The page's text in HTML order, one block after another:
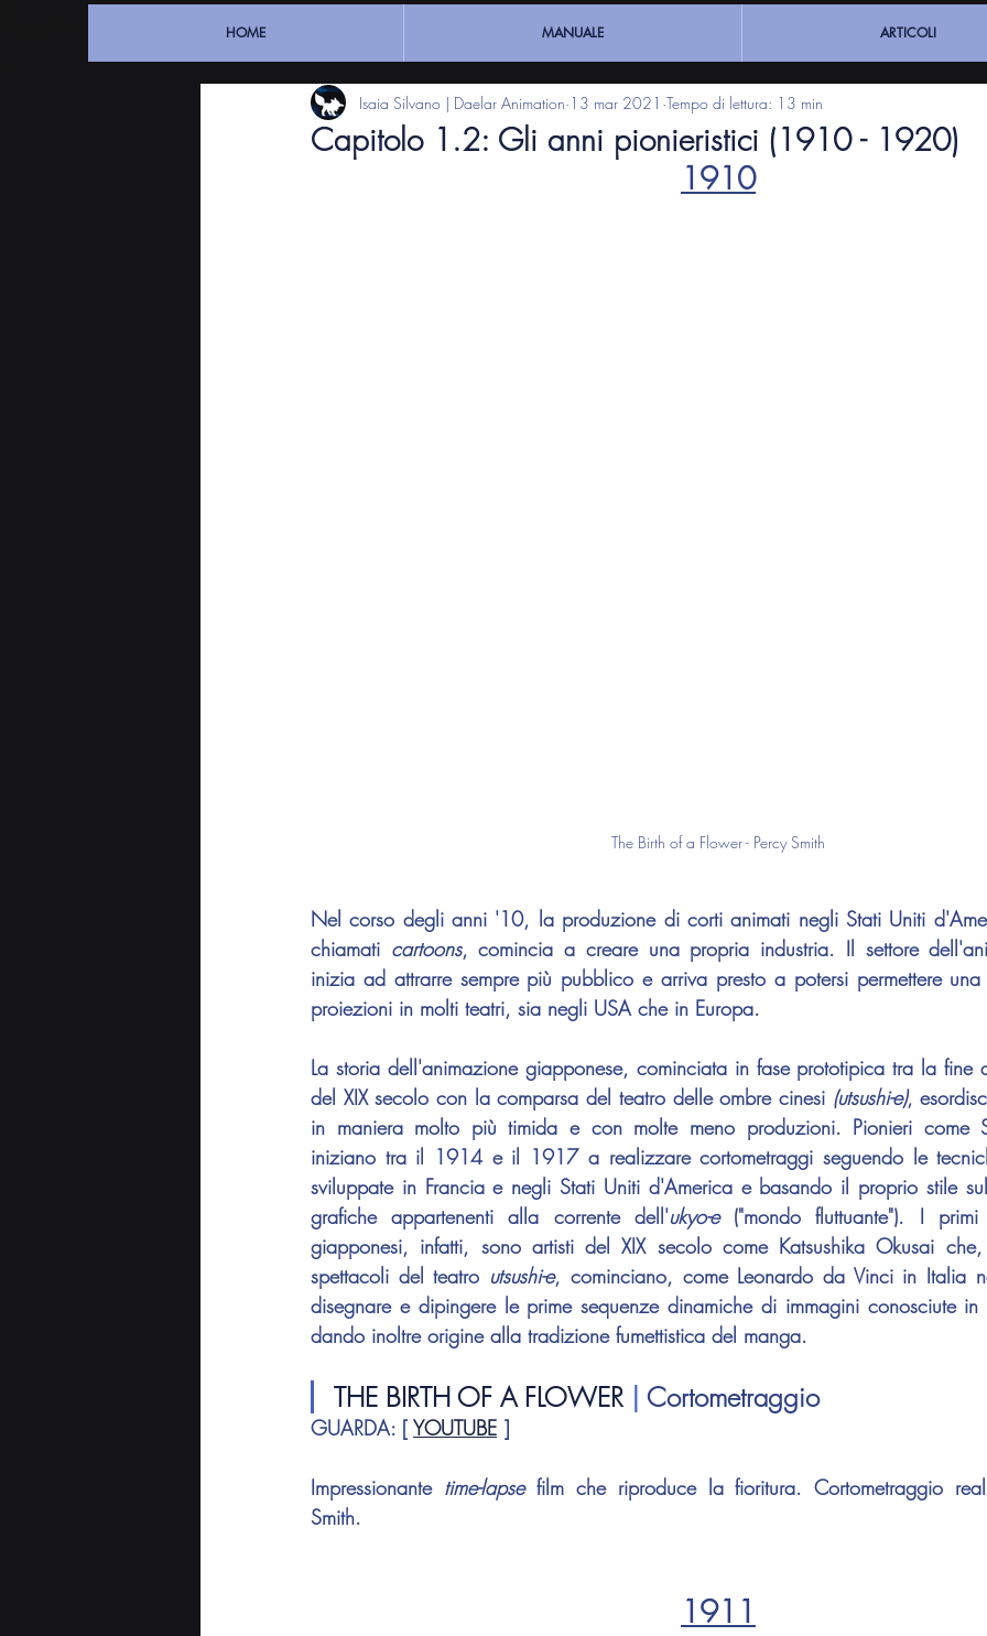
HOME MANUALE ARTICOLI
Capitolo 1.2: Gli anni pionieristici (1910 - 1920)
Isaia Silvano | Daelar Animation 13 mar 2021 Tempo di lettura: 13 min
1910
The Birth of a Flower - Percy Smith
Nel corso degli anni '10, la produzione di corti animati negli Stati Uniti
chiamati cartoons, comincia a creare una propria industria. Il settore
inizia ad attrarre sempre più pubblico e arriva presto a potersi permettere
proiezioni in molti teatri, sia negli USA che in Europa.
La storia dell'animazione giapponese, cominciata in fase prototipica tra la fine
del XIX secolo con la comparsa del teatro delle ombre cinesi (utsushi-e),
in maniera molto più timida e con molte meno produzioni. Pionieri come
iniziano tra il 1914 e il 1917 a realizzare cortometraggi seguendo le
sviluppate in Francia e negli Stati Uniti d'America e basando il proprio stile
grafiche appartenenti alla corrente dell'ukyo-e ("mondo fluttuante"). I primi
giapponesi, infatti, sono artisti del XIX secolo come Katsushika Okusai
spettacoli del teatro utsushi-e, cominciano, come Leonardo da Vinci in Italia
disegnare e dipingere le prime sequenze dinamiche di immagini conosciute in
dando inoltre origine alla tradizione fumettistica del manga.
THE BIRTH OF A FLOWER | Cortometraggio
GUARDA: [ YOUTUBE ]
Impressionante time-lapse film che riproduce la fioritura. Cortometraggio
Smith.
1911